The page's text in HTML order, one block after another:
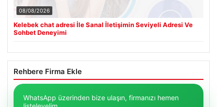
08/08/2026
Kelebek chat adresi İle Sanal İletişimin Seviyeli Adresi Ve
Sohbet Deneyimi
Rehbere Firma Ekle
WhatsApp üzerinden bize ulaşın, firmanızı hemen